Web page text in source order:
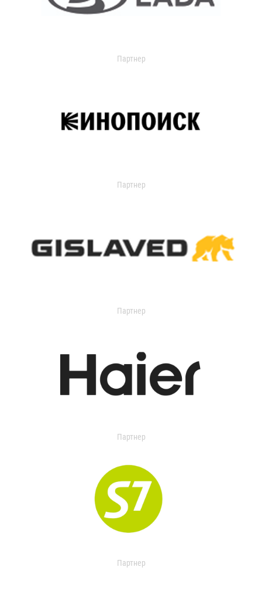
Партнер
Партнер
Партнер
Партнер
Партнер